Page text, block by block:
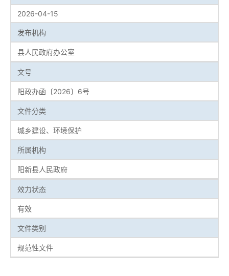
2026-04-15
发布机构
县人民政府办公室
文号
阳政办函〔2026〕6号
文件分类
城乡建设、环境保护
所属机构
阳新县人民政府
效力状态
有效
文件类别
规范性文件